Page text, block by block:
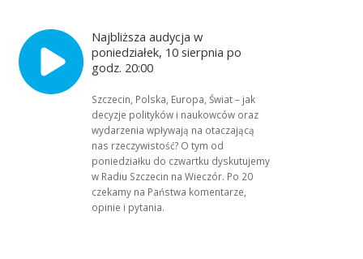
Najbliższa audycja w
poniedziałek, 10 sierpnia po
godz. 20:00
Szczecin, Polska, Europa, Świat – jak
decyzje polityków i naukowców oraz
wydarzenia wpływają na otaczającą
nas rzeczywistość? O tym od
poniedziałku do czwartku dyskutujemy
w Radiu Szczecin na Wieczór. Po 20
czekamy na Państwa komentarze,
opinie i pytania.